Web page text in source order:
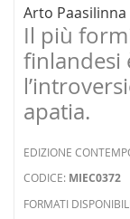
Arto Paasilinna
Il più
finlandesi
apatia.
EDIZIONE
CODICE: MIEC0372
FORMATI